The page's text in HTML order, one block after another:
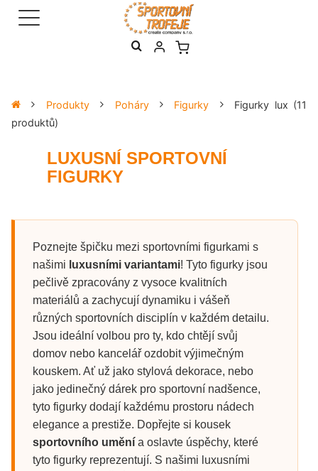
Produkty Poháry Figurky Figurky lux (11
produktů)
LUXUSNÍ SPORTOVNÍ
FIGURKY
Poznejte špičku mezi sportovními figurkami s
našimi luxusními variantami! Tyto figurky jsou
pečlivě zpracovány z vysoce kvalitních
materiálů a zachycují dynamiku i vášeň
různých sportovních disciplín v každém detailu.
Jsou ideální volbou pro ty, kdo chtějí svůj
domov nebo kancelář ozdobit výjimečným
kouskem. Ať už jako stylová dekorace, nebo
jako jedinečný dárek pro sportovní nadšence,
tyto figurky dodají každému prostoru nádech
elegance a prestiže. Dopřejte si kousek
sportovního umění a oslavte úspěchy, které
tyto figurky reprezentují. S našimi luxusními